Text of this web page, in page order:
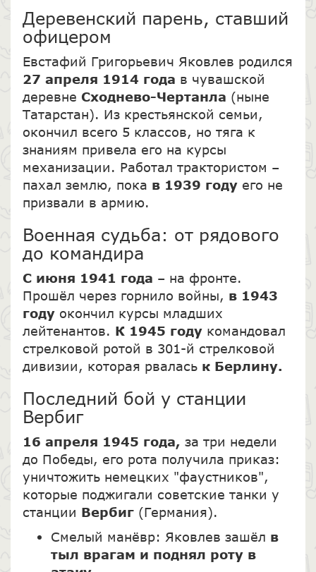
Деревенский парень, ставший
офицером
Евстафий Григорьевич Яковлев родился
27 апреля 1914 года в чувашской
деревне Сходнево-Чертанла (ныне
Татарстан). Из крестьянской семьи,
окончил всего 5 классов, но тяга к
знаниям привела его на курсы
механизации. Работал трактористом –
пахал землю, пока в 1939 году его не
призвали в армию.
Военная судьба: от рядового
до командира
С июня 1941 года – на фронте.
Прошёл через горнило войны, в 1943
годуокончил курсы младших
лейтенантов. К 1945 годукомандовал
стрелковой ротой в 301-й стрелковой
дивизии, которая рваласьк Берлину.
Последний бой у станции
Вербиг
16 апреля 1945 года, за три недели
до Победы, его рота получила приказ:
уничтожить немецких "фаустников",
которые поджигали советские танки у
станции Вербиг(Германия).
Смелый манёвр: Яковлев зашёл в
тыл врагам и поднял роту в